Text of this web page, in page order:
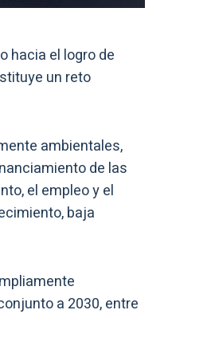
hacia el logro de
un reto
ambientales,
de las
el empleo y el
baja
a 2030, entre